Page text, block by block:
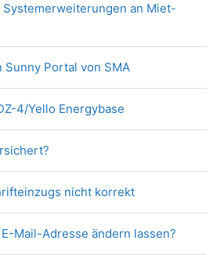
an Miet-
Sunny Portal von SMA
4/Yello Energybase
nicht korrekt
Mail-Adresse ändern lassen?